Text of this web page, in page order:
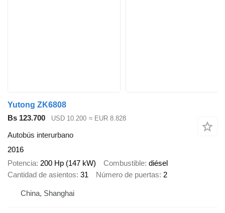
Yutong ZK6808
Bs 123.700
USD 10.200 ≈ EUR 8.828
Autobús interurbano
2016
Potencia 200 Hp (147 kW) Combustible diésel
Cantidad de asientos 31 Número de puertas 2
China, Shanghai